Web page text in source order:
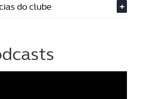
do clube
+